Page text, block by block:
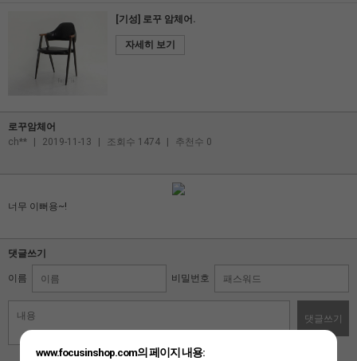
[기성] 로꾸 암체어.
자세히 보기
로꾸암체어
ch**
2019-11-13 조회수 1474 추천수 0
너무 이뻐용~!
댓글쓰기
이름 비밀번호
댓글쓰기
www.focusinshop.com의 페이지 내용: